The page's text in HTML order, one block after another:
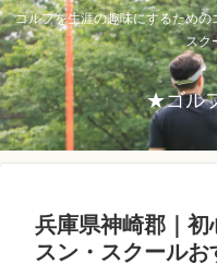
ゴルフを生涯の趣味にするため
スク
★ゴル
兵庫県神崎郡｜初
スン・スクールお